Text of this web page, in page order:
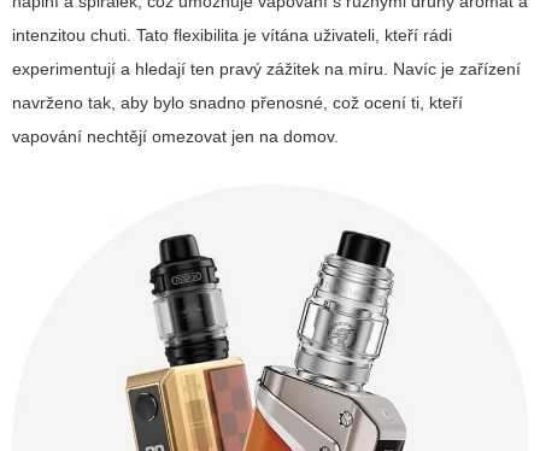
intenzitou chuti. Tato flexibilita je vítána uživateli, kteří rádi
experimentují a hledají ten pravý zážitek na míru. Navíc je zařízení
navrženo tak, aby bylo snadno přenosné, což ocení ti, kteří
vapování nechtějí omezovat jen na domov.